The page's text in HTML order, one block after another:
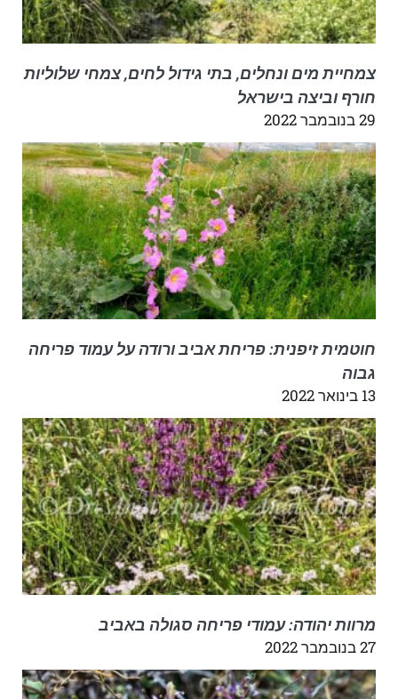
צמחיית מים ונחלים, בתי גידול לחים, צמחי שלוליות
חורף וביצה בישראל
29 בנובמבר 2022
חוטמית זיפנית: פריחת אביב ורודה על עמוד פריחה
גבוה
13 בינואר 2022
מרוות יהודה: עמודי פריחה סגולה באביב
27 בנובמבר 2022